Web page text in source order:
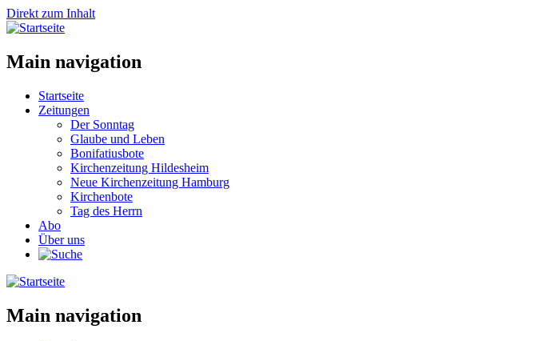
Direkt zum Inhalt
Main navigation
Startseite
Zeitungen
Der Sonntag
Glaube und Leben
Bonifatiusbote
Kirchenzeitung Hildesheim
Neue Kirchenzeitung Hamburg
Kirchenbote
Tag des Herrn
Abo
Über uns
Main navigation